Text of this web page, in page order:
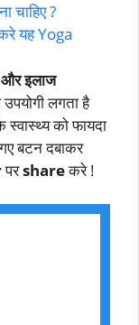
चाहिए ?
यह Yoga
और इलाज
लगता है
को फायदा
बटन दबाकर
परshareकरे !